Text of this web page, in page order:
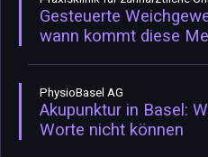
Gesteuerte
wann kommt diese
PhysioBasel AG
Akupunktur in Basel:
Worte nicht können